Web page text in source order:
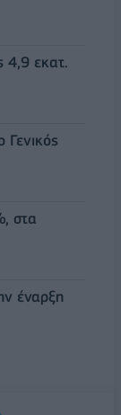
4,9 εκατ.
Γενικός
στα
έναρξη